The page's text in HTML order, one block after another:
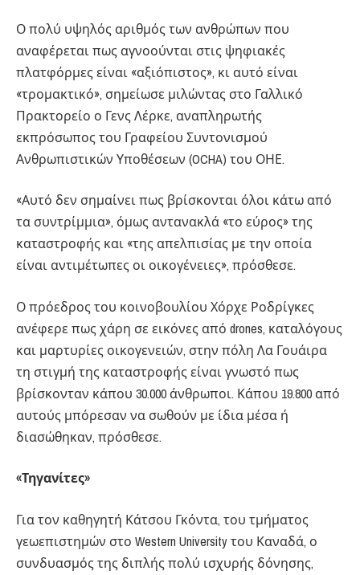
Ο πολύ υψηλός αριθμός των ανθρώπων που
αναφέρεται πως αγνοούνται στις ψηφιακές
πλατφόρμες είναι «αξιόπιστος», κι αυτό είναι
«τρομακτικό», σημείωσε μιλώντας στο Γαλλικό
Πρακτορείο ο Γενς Λέρκε, αναπληρωτής
εκπρόσωπος του Γραφείου Συντονισμού
Ανθρωπιστικών Υποθέσεων (OCHA) του ΟΗΕ.
«Αυτό δεν σημαίνει πως βρίσκονται όλοι κάτω από
τα συντρίμμια», όμως αντανακλά «το εύρος» της
καταστροφής και «της απελπισίας με την οποία
είναι αντιμέτωπες οι οικογένειες», πρόσθεσε.
Ο πρόεδρος του κοινοβουλίου Χόρχε Ροδρίγκες
ανέφερε πως χάρη σε εικόνες από drones, καταλόγους
και μαρτυρίες οικογενειών, στην πόλη Λα Γουάιρα
τη στιγμή της καταστροφής είναι γνωστό πως
βρίσκονταν κάπου 30.000 άνθρωποι. Κάπου 19.800 από
αυτούς μπόρεσαν να σωθούν με ίδια μέσα ή
διασώθηκαν, πρόσθεσε.
«Τηγανίτες»
Για τον καθηγητή Κάτσου Γκόντα, του τμήματος
γεωεπιστημών στο Western University του Καναδά, ο
συνδυασμός της διπλής πολύ ισχυρής δόνησης,